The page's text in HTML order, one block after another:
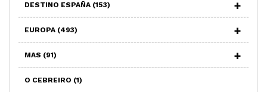
DESTINO ESPAÑA (153)
EUROPA (493)
MAS (91)
O CEBREIRO (1)